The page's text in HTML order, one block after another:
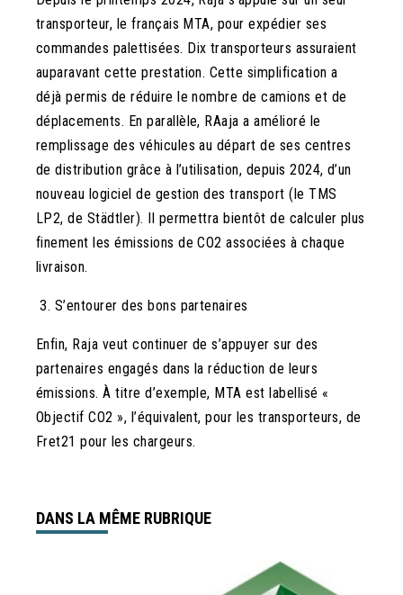
transporteur, le français MTA, pour expédier ses
commandes palettisées. Dix transporteurs assuraient
auparavant cette prestation. Cette simplification a
déjà permis de réduire le nombre de camions et de
déplacements. En parallèle, RAaja a amélioré le
remplissage des véhicules au départ de ses centres
de distribution grâce à l’utilisation, depuis 2024, d’un
nouveau logiciel de gestion des transport (le TMS
LP2, de Städtler). Il permettra bientôt de calculer plus
finement les émissions de CO2 associées à chaque
livraison.
3. S’entourer des bons partenaires
Enfin, Raja veut continuer de s’appuyer sur des
partenaires engagés dans la réduction de leurs
émissions. À titre d’exemple, MTA est labellisé «
Objectif CO2 », l’équivalent, pour les transporteurs, de
Fret21 pour les chargeurs.
DANS LA MÊME RUBRIQUE